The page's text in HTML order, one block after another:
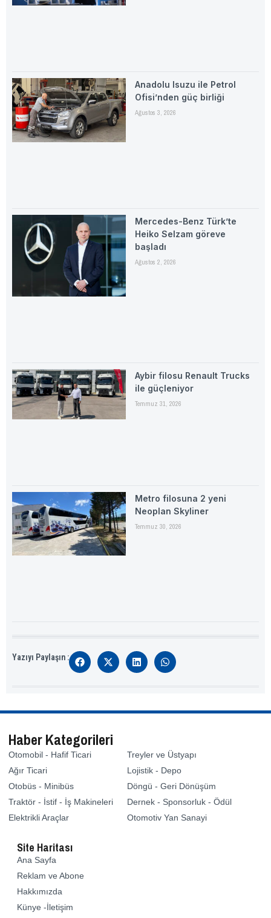
Anadolu Isuzu ile Petrol
Ofisi’nden güç birliği
Ağustos 3, 2026
Mercedes-Benz Türk’te
Heiko Selzam göreve
başladı
Ağustos 2, 2026
Aybir filosu Renault Trucks
ile güçleniyor
Temmuz 31, 2026
Metro filosuna 2 yeni
Neoplan Skyliner
Temmuz 30, 2026
Yazıyı Paylaşın :
Haber Kategorileri
Otomobil - Hafif Ticari
Ağır Ticari
Otobüs - Minibüs
Traktör - İstif - İş Makineleri
Elektrikli Araçlar
Treyler ve Üstyapı
Lojistik - Depo
Döngü - Geri Dönüşüm
Dernek - Sponsorluk - Ödül
Otomotiv Yan Sanayi
Site Haritası
Ana Sayfa
Reklam ve Abone
Hakkımızda
Künye -İletişim